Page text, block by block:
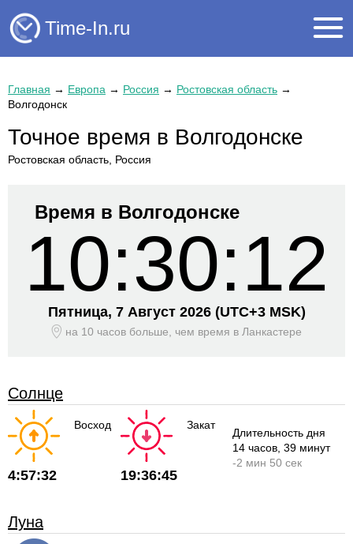
Time-In.ru
Главная → Европа → Россия → Ростовская область →
Волгодонск
Точное время в Волгодонске
Ростовская область, Россия
Время в Волгодонске
10:30:12
Пятница, 7 Август 2026 (UTC+3 MSK)
на 10 часов больше, чем время в Ланкастере
Солнце
Восход
4:57:32
Закат
19:36:45
Длительность дня
14 часов , 39 минут
-2 мин 50 сек
Луна